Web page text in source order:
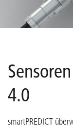
4.0
smartPREDICT